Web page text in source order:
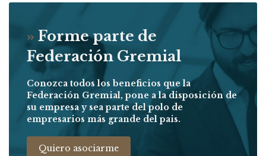
» Forme parte de
Federación Gremial
Conozca todos los beneficios que la
Federación Gremial, pone a la disposición de
su empresa y sea parte del polo de
empresarios más grande del pais.
Quiero asociarme